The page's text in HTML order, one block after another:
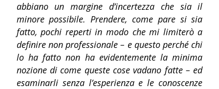
abbiano un margine d’incertezza che sia il
minore possibile. Prendere, come pare si sia
fatto, pochi reperti in modo che mi limiterò a
definire non professionale – e questo perché chi
lo ha fatto non ha evidentemente la minima
nozione di come queste cose vadano fatte – ed
esaminarli senza l’esperienza e le conoscenze